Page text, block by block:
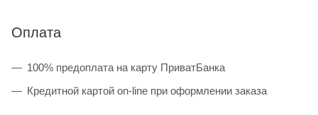
Оплата
100% предоплата на карту ПриватБанка
Кредитной картой on-line при оформлении заказа